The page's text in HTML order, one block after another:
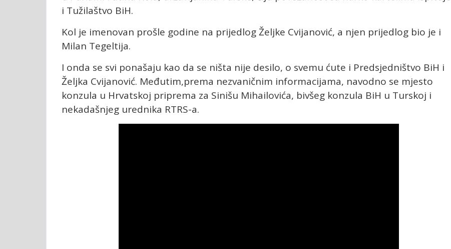
i Tužilaštvo BiH.
Kol je imenovan prošle godine na prijedlog Željke Cvijanović, a njen prijedlog bio je i
Milan Tegeltija.
I onda se svi ponašaju kao da se ništa nije desilo, o svemu ćute i Predsjedništvo BiH i
Željka Cvijanović. Međutim,prema nezvaničnim informacijama, navodno se mjesto
konzula u Hrvatskoj priprema za Sinišu Mihailovića, bivšeg konzula BiH u Turskoj i
nekadašnjeg urednika RTRS-a.